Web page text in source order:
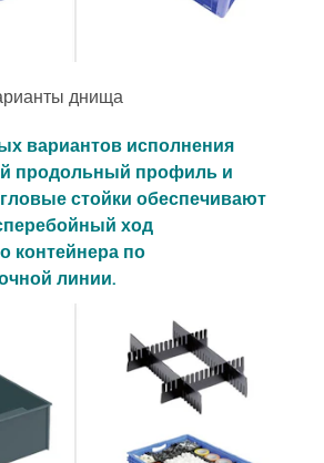
днища
вариантов исполнения
продольный профиль и
стойки обеспечивают
ход
контейнера по
линии.